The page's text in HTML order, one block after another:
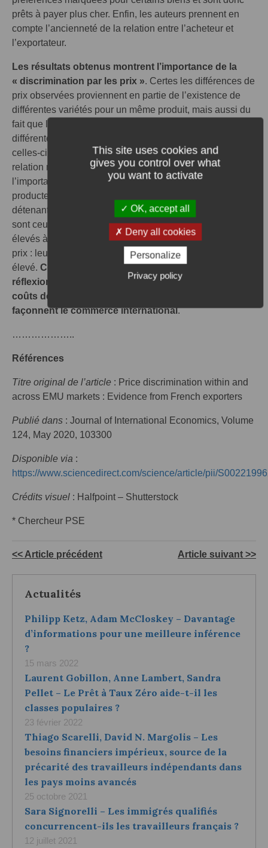
prêts à payer plus cher. Enfin, les auteurs prennent en
compte l’ancienneté de la relation entre l’acheteur et
l’exportateur.
Les résultats obtenus montrent l’importance de la
« discrimination par les prix ». Certes les différences de
prix observées proviennent en partie de l’existence de
différentes variétés pour un même produit, mais aussi du
fait que les exportateurs appliquent des marges très
différentes en fonction de leurs clients. Par ailleurs,
celles-ci sont généralement élevées au début de la
relation mais diminuent petit à petit, à mesure que
l’importateur acquiert de l’information sur d’autres
producteurs concurrents. En outre, les producteurs
détenant le plus de parts de marché, en termes de vente,
sont ceux qui appliquent les taux de marge les plus
élevés à l’entrée et qui révisent le moins à la baisse leurs
prix : leur « pouvoir de marché » est particulièrement
élevé. Ces premiers éclairages ouvrent la voie à une
réflexion plus large sur la manière dont l’existence de
coûts de transaction et l’imperfection de l’information
façonnent le commerce international.
………………..
Références
Titre original de l’article : Price discrimination within and
across EMU markets : Evidence from French exporters
Publié dans : Journal of International Economics, Volume
124, May 2020, 103300
Disponible via :
https://www.sciencedirect.com/science/article/pii/
Crédits visuel : Halfpoint – Shutterstock
* Chercheur PSE
<< Article précédent Article suivant >>
Actualités
Philipp Ketz, Adam McCloskey – Davantage
d’informations pour une meilleure inférence
?
15 mars 2022
Laurent Gobillon, Anne Lambert, Sandra
Pellet – Le Prêt à Taux Zéro aide-t-il les
classes populaires ?
23 février 2022
Thiago Scarelli, David N. Margolis – Les
besoins financiers impérieux, source de la
précarité des travailleurs indépendants dans
les pays moins avancés
25 octobre 2021
Sara Signorelli – Les immigrés qualifiés
concurrencent-ils les travailleurs français ?
12 juillet 2021
This site uses cookies and
gives you control over what
you want to activate
OK, accept all
Deny all cookies
Personalize
Privacy policy